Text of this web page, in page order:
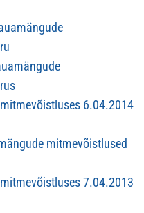
6.04.2014
mitmevõistlused
7.04.2013